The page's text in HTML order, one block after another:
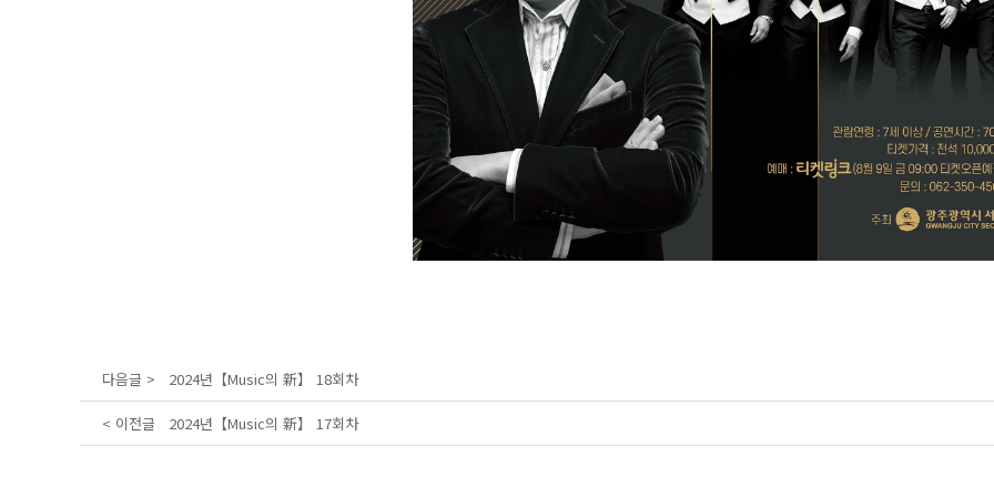
다음글 > 2024년【Music의 新】 18회차
< 이전글 2024년【Music의 新】 17회차